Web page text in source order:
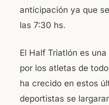
anticipación ya que
las 7:30 hs.
El Half Triatlón es
por los atletas de
ha crecido en estos
deportistas se